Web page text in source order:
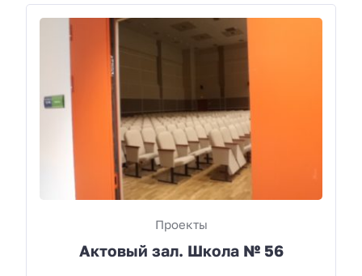
Проекты
Актовый зал. Школа № 56